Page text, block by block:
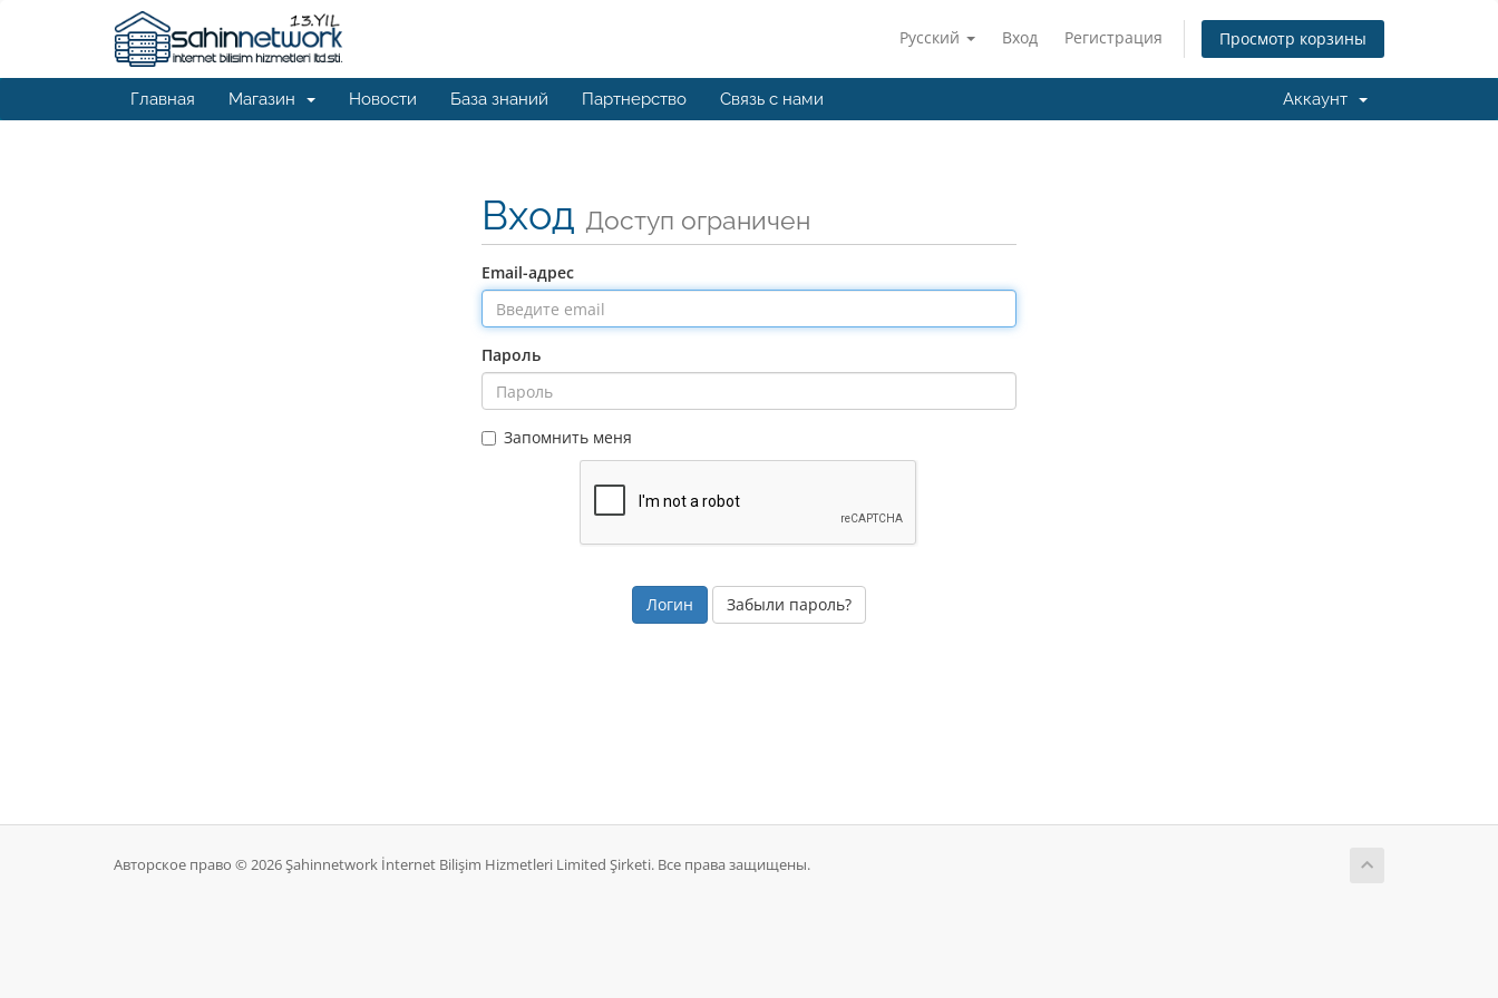
Русский Вход Регистрация Просмотр корзины
Главная Магазин Новости База знаний Партнерство Связь с нами Аккаунт
Вход Доступ ограничен
Email-адрес
Пароль
Запомнить меня
Забыли пароль?
Авторское право © 2026 Şahinnetwork İnternet Bilişim Hizmetleri Limited Şirketi. Все права защищены.